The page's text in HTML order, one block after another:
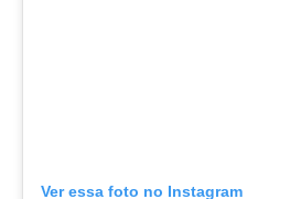
Ver essa foto no Instagram